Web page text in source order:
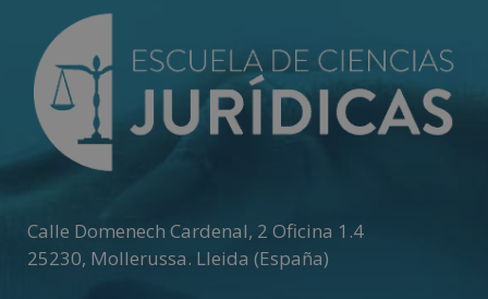
n
a
t
v
e
Calle Domenech Cardenal, 2 Oficina 1.4
25230, Mollerussa. Lleida (España)